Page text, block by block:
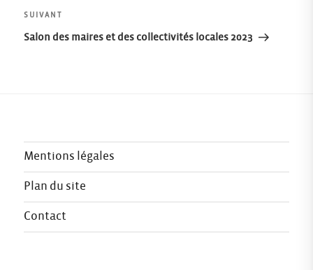
l’article
Article
suivant
SUIVANT
Salon des maires et des collectivités locales 2023
Mentions légales
Plan du site
Contact